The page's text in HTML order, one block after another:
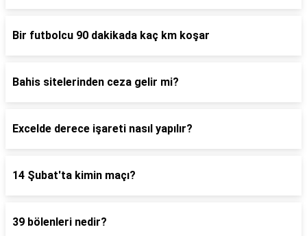
Bir futbolcu 90 dakikada kaç km koşar
Bahis sitelerinden ceza gelir mi?
Excelde derece işareti nasıl yapılır?
14 Şubat'ta kimin maçı?
39 bölenleri nedir?